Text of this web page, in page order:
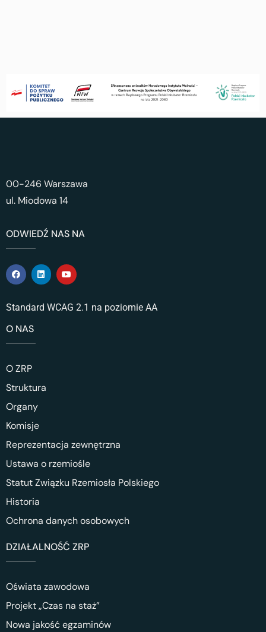
00-246 Warszawa
ul. Miodowa 14
ODWIEDŹ NAS NA
Standard WCAG 2.1 na poziomie AA
O NAS
O ZRP
Struktura
Organy
Komisje
Reprezentacja zewnętrzna
Ustawa o rzemiośle
Statut Związku Rzemiosła Polskiego
Historia
Ochrona danych osobowych
DZIAŁALNOŚĆ ZRP
Oświata zawodowa
Projekt „Czas na staż”
Nowa jakość egzaminów